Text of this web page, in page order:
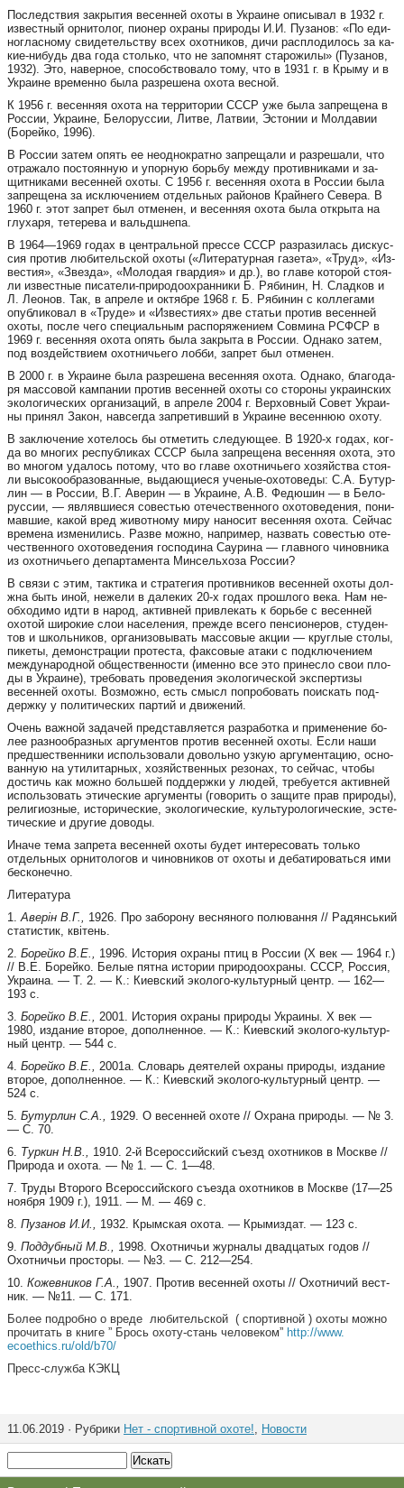
Пос­лед­с­т­вия зак­ры­тия ве­сен­ней охо­ты в Укра­и­не опи­сы­вал в 1932 г.
извес­т­ный орни­то­лог, пи­о­нер охра­ны при­ро­ды И.И. Пу­за­нов: «По еди­
ног­лас­но­му сви­де­тельс­т­ву всех охот­ни­ков, ди­чи рас­п­ло­ди­лось за ка­
кие-ни­будь два го­да столь­ко, что не за­пом­нят ста­ро­жи­лы» (Пу­за­нов,
1932). Это, на­вер­ное, спо­соб­с­т­во­ва­ло то­му, что в 1931 г. в Кры­му и в
Укра­и­не вре­мен­но бы­ла раз­ре­ше­на охо­та вес­ной.
К 1956 г. ве­сен­няя охо­та на тер­ри­то­рии СССР уже бы­ла зап­ре­ще­на в
Рос­сии, Укра­и­не, Бе­ло­рус­сии, Лит­ве, Лат­вии, Эсто­нии и Мол­да­вии
(Бо­рей­ко, 1996).
В Рос­сии за­тем опять ее не­од­нок­рат­но зап­ре­ща­ли и раз­ре­ша­ли, что
отра­жа­ло пос­то­ян­ную и упор­ную борь­бу меж­ду про­тив­ни­ка­ми и за­
щит­ни­ка­ми ве­сен­ней охо­ты. С 1956 г. ве­сен­няя охо­та в Рос­сии бы­ла
зап­ре­ще­на за исклю­че­ни­ем отдель­ных ра­йо­нов Край­не­го Се­ве­ра. В
1960 г. этот зап­рет был отме­нен, и ве­сен­няя охо­та бы­ла откры­та на
глу­ха­ря, те­те­ре­ва и вальд­ш­не­па.
В 1964—1969 го­дах в цен­т­раль­ной прес­се СССР раз­ра­зи­лась дис­кус­
сия про­тив лю­би­тельс­кой охо­ты («Ли­те­ра­тур­ная га­зе­та», «Труд», «Из­
вес­ти­я», «Звез­да», «Мо­ло­дая гвар­ди­я» и др.), во гла­ве ко­то­рой сто­я­
ли извес­т­ные пи­са­те­ли-при­ро­до­ох­ран­ни­ки Б. Ря­би­нин, Н. Слад­ков и
Л. Ле­о­нов. Так, в апре­ле и октяб­ре 1968 г. Б. Ря­би­нин с кол­ле­га­ми
опуб­ли­ко­вал в «Тру­де» и «Из­вес­ти­ях» две ста­тьи про­тив ве­сен­ней
охо­ты, пос­ле че­го спе­ци­аль­ным рас­по­ря­же­ни­ем Сов­ми­на РСФСР в
1969 г. ве­сен­няя охо­та опять бы­ла зак­ры­та в Рос­сии. Одна­ко за­тем,
под воз­дей­с­т­ви­ем охот­ни­чье­го лоб­би, зап­рет был отме­нен.
В 2000 г. в Украине была разрешена весенняя охота. Од­на­ко, бла­го­да­
ря мас­со­вой кам­па­нии про­тив ве­сен­ней охо­ты со сто­ро­ны укра­ин­с­ких
эко­ло­ги­чес­ких орга­ни­за­ций, в апре­ле 2004 г. Вер­хов­ный Со­вет Укра­и­
ны при­нял За­кон, нав­сег­да зап­ре­тив­ший в Укра­и­не ве­сен­нюю охо­ту.
В зак­лю­че­ние хо­те­лось бы отме­тить сле­ду­ю­щее. В 1920-х го­дах, ког­
да во мно­гих рес­пуб­ли­ках СССР бы­ла зап­ре­ще­на ве­сен­няя охо­та, это
во мно­гом уда­лось по­то­му, что во гла­ве охот­ни­чье­го хо­зяй­с­т­ва сто­я­
ли вы­со­ко­об­ра­зо­ван­ные, вы­да­ю­щи­е­ся уче­ные-охо­то­ве­ды: С.А. Бу­тур­
лин — в Рос­сии, В.Г. Аве­рин — в Укра­и­не, А.В. Фе­дю­шин — в Бе­ло­
рус­сии, — являв­ши­е­ся со­вес­тью оте­чес­т­вен­но­го охо­то­ве­де­ния, по­ни­
мав­шие, ка­кой вред жи­вот­но­му ми­ру на­но­сит ве­сен­няя охо­та. Сей­час
вре­ме­на изме­ни­лись. Раз­ве мож­но, нап­ри­мер, наз­вать со­вес­тью оте­
чес­т­вен­но­го охо­то­ве­де­ния гос­по­ди­на Са­у­ри­на — глав­но­го чи­нов­ни­ка
из охот­ни­чье­го де­пар­та­мен­та Мин­сель­хо­за Рос­сии?
В свя­зи с этим, так­ти­ка и стра­те­гия про­тив­ни­ков ве­сен­ней охо­ты дол­
ж­на быть иной, не­же­ли в да­ле­ких 20-х го­дах прош­ло­го ве­ка. Нам не­
об­хо­ди­мо идти в на­род, актив­ней прив­ле­кать к борь­бе с ве­сен­ней
охо­той ши­ро­кие слои на­се­ле­ния, преж­де все­го пен­си­о­не­ров, сту­ден­
тов и школь­ни­ков, орга­ни­зо­вы­вать мас­со­вые акции — круг­лые сто­лы,
пи­ке­ты, де­мон­с­т­ра­ции про­тес­та, фак­со­вые ата­ки с под­к­лю­че­ни­ем
меж­ду­на­род­ной общес­т­вен­нос­ти (имен­но все это при­нес­ло свои пло­
ды в Укра­и­не), требовать проведения экологической экспертизы
весенней охоты. Воз­мож­но, есть смысл поп­ро­бо­вать по­ис­кать под­
дер­ж­ку у по­ли­ти­чес­ких пар­тий и дви­же­ний.
О­чень важ­ной за­да­чей пред­с­тав­ля­ет­ся раз­ра­бот­ка и при­ме­не­ние бо­
лее раз­но­об­раз­ных аргу­мен­тов про­тив ве­сен­ней охо­ты. Если на­ши
пред­шес­т­вен­ни­ки исполь­зо­ва­ли до­воль­но узкую аргу­мен­та­цию, осно­
ван­ную на ути­ли­тар­ных, хо­зяй­с­т­вен­ных ре­зо­нах, то сей­час, что­бы
дос­тичь как мож­но боль­шей под­дер­ж­ки у лю­дей, тре­бу­ет­ся актив­ней
исполь­зо­вать эти­чес­кие аргу­мен­ты (го­во­рить о за­щи­те прав при­ро­ды),
ре­ли­ги­оз­ные, исто­ри­чес­кие, эко­ло­ги­чес­кие, куль­ту­ро­ло­ги­чес­кие, эсте­
ти­чес­кие и дру­гие до­во­ды.
И­на­че те­ма зап­ре­та ве­сен­ней охо­ты бу­дет инте­ре­со­вать толь­ко
отдель­ных орни­то­ло­гов и чи­нов­ни­ков от охо­ты и де­ба­ти­ро­вать­ся ими
бес­ко­неч­но.
Ли­те­ра­ту­ра
1.Аверін В.Г., 1926. Про за­бо­ро­ну вес­ня­но­го по­лю­ван­ня // Ра­дян­сь­кий
ста­тис­тик, квітень.
2. Бо­рей­ко В.Е., 1996. Исто­рия охра­ны птиц в Рос­сии (Х век — 1964 г.)
// В.Е. Бо­рей­ко. Бе­лые пят­на исто­рии при­ро­до­ох­ра­ны. СССР, Рос­сия,
Укра­и­на. — Т. 2. — К.: Ки­ев­с­кий эко­ло­го-куль­тур­ный центр. — 162—
193 с.
3. Бо­рей­ко В.Е., 2001. Исто­рия охра­ны при­ро­ды Укра­и­ны. Х век —
1980, изда­ние вто­рое, до­пол­нен­ное. — К.: Ки­ев­с­кий эко­ло­го-куль­тур­
ный центр. — 544 с.
4. Бо­рей­ко В.Е., 2001а. Сло­варь де­я­те­лей охра­ны при­ро­ды, изда­ние
вто­рое, до­пол­нен­ное. — К.: Ки­ев­с­кий эко­ло­го-куль­тур­ный центр. —
524 с.
5. Бу­тур­лин С.А., 1929. О ве­сен­ней охо­те // Охра­на при­ро­ды. — № 3.
— С. 70.
6. Тур­кин Н.В., 1910. 2-й Все­рос­сий­с­кий съезд охот­ни­ков в Мос­к­ве //
При­ро­да и охо­та. — № 1. — С. 1—48.
7. Тру­ды Вто­ро­го Все­рос­сий­с­ко­го съез­да охот­ни­ков в Мос­к­ве (17—25
но­яб­ря 1909 г.), 1911. — М. — 469 с.
8. Пу­за­нов И.И., 1932. Крым­с­кая охо­та. — Кры­миз­дат. — 123 с.
9. Под­дуб­ный М.В., 1998. Охот­ни­чьи жур­на­лы двад­ца­тых го­дов //
Охот­ни­чьи прос­то­ры. — №3. — С. 212—254.
10. Ко­жев­ни­ков Г.А., 1907. Про­тив ве­сен­ней охо­ты // Охот­ни­чий вес­т­
ник. — №11. — С. 171.
Более подробно о вреде любительской ( спортивной ) охоты можно
прочитать в книге ” Брось охоту-стань человеком” http://www.
ecoethics.ru/old/b70/
Пресс-служба КЭКЦ
11.06.2019 · Рубрики Нет - спортивной охоте!, Новости